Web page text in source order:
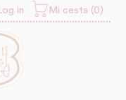
Log in Mi cesta (0)